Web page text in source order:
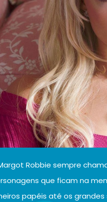
Robbie sempre
que ficam na
papéis até os